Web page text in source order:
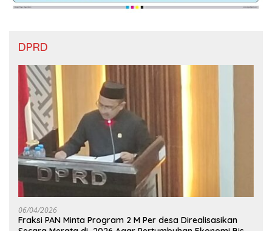
DPRD
06/04/2026
Fraksi PAN Minta Program 2 M Per desa Direalisasikan